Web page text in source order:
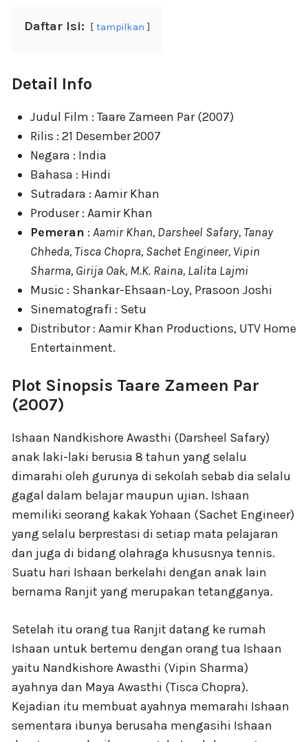
Daftar Isi: tampilkan
Detail Info
Judul Film : Taare Zameen Par (2007)
Rilis : 21 Desember 2007
Negara : India
Bahasa : Hindi
Sutradara : Aamir Khan
Produser : Aamir Khan
Pemeran : Aamir Khan, Darsheel Safary, Tanay
Chheda, Tisca Chopra, Sachet Engineer, Vipin
Sharma, Girija Oak, M.K. Raina, Lalita Lajmi
Music : Shankar-Ehsaan-Loy, Prasoon Joshi
Sinematografi : Setu
Distributor : Aamir Khan Productions, UTV Home
Entertainment.
Plot Sinopsis Taare Zameen Par
(2007)
Ishaan Nandkishore Awasthi (Darsheel Safary)
anak laki-laki berusia 8 tahun yang selalu
dimarahi oleh gurunya di sekolah sebab dia selalu
gagal dalam belajar maupun ujian. Ishaan
memiliki seorang kakak Yohaan (Sachet Engineer)
yang selalu berprestasi di setiap mata pelajaran
dan juga di bidang olahraga khususnya tennis.
Suatu hari Ishaan berkelahi dengan anak lain
bernama Ranjit yang merupakan tetangganya.
Setelah itu orang tua Ranjit datang ke rumah
Ishaan untuk bertemu dengan orang tua Ishaan
yaitu Nandkishore Awasthi (Vipin Sharma)
ayahnya dan Maya Awasthi (Tisca Chopra).
Kejadian itu membuat ayahnya memarahi Ishaan
sementara ibunya berusaha mengasihi Ishaan